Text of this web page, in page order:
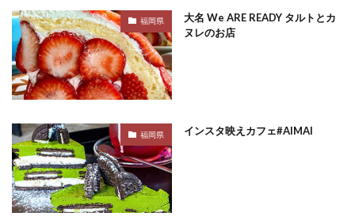
福岡県
大名 We ARE READY タルトとカ
ヌレのお店
福岡県 インスタ映えカフェ#AIMAI